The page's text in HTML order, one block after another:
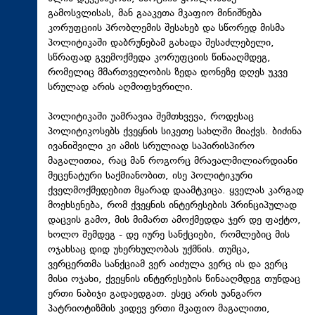
გამოსვლისას, მან გააკეთა მკაფიო მინიშნება
კორუფციის პრობლემის შესახებ და სწორედ მისმა
პოლიტიკაში დაბრუნებამ გახადა შესაძლებელი,
სწრაფად გვემოქმედა კორუფციის წინააღმდეგ,
რომელიც მმართველობის ზედა დონეზე დღეს უკვე
სრულად არის აღმოფხვრილი.
პოლიტიკაში უამრავია შემთხვევა, როდესაც
პოლიტიკოსებს ქვეყნის სიკეთე სახლში მიაქვს. ბიძინა
ივანიშვილი კი ამის სრულიად საპირისპირო
მაგალითია, რაც მან როგორც მრავალმილიარდიანი
მეცენატური საქმიანობით, ისე პოლიტიკური
ქველმოქმედებით მყარად დაამტკიცა. ყველას კარგად
მოეხსენება, რომ ქვეყნის ინტერესების პრინციპულად
დაცვის გამო, მის მიმართ ამოქმედდა ჯერ დე ფაქტო,
ხოლო შემდეგ - დე იურე სანქციები, რომლებიც მის
ოჯახსაც დიდ უხერხულობას უქმნის. თუმცა,
ვერცერთმა სანქციამ ვერ აიძულა ვერც ის და ვერც
მისი ოჯახი, ქვეყნის ინტერესების წინააღმდეგ თუნდაც
ერთი ნაბიჯი გადაედგათ. ესეც არის უანგარო
პატრიოტიზმის კიდევ ერთი მკაფიო მაგალითი,